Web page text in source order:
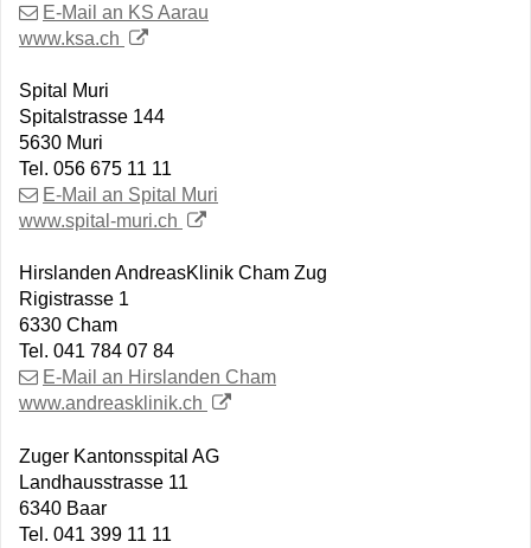
E-Mail an KS Aarau
www.ksa.ch
Spital Muri
Spitalstrasse 144
5630 Muri
Tel. 056 675 11 11
E-Mail an Spital Muri
www.spital-muri.ch
Hirslanden AndreasKlinik Cham Zug
Rigistrasse 1
6330 Cham
Tel. 041 784 07 84
E-Mail an Hirslanden Cham
www.andreasklinik.ch
Zuger Kantonsspital AG
Landhausstrasse 11
6340 Baar
Tel. 041 399 11 11